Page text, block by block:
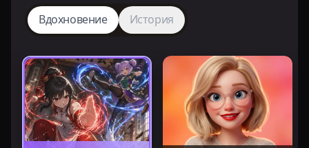
Вдохновение История